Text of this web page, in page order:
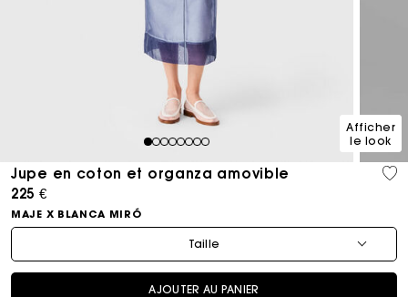
12345678
Afficher
le look
Jupe en coton et organza amovible
225 €
MAJE X BLANCA MIRÓ
Taille
AJOUTER AU PANIER